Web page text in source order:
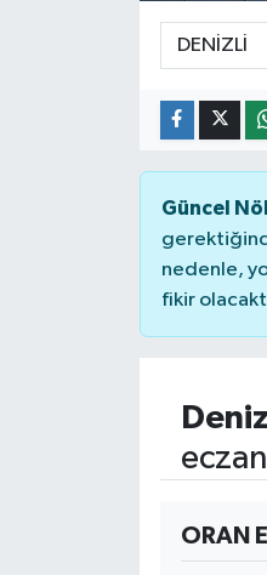
Güncel
nedenle,
fikir
ORAN